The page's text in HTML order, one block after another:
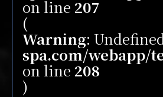
on line 207
(
Warning:
spa.com/webapp/
on line 208
)